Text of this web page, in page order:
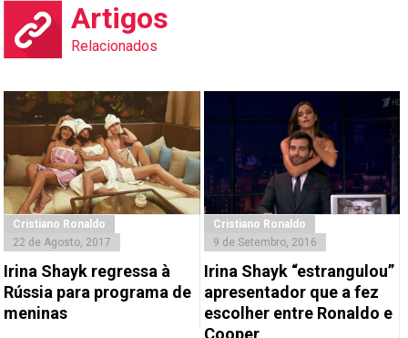
Artigos
Relacionados
Cristiano Ronaldo
22 de Agosto, 2017
Irina Shayk regressa à
Rússia para programa de
meninas
Cristiano Ronaldo
9 de Setembro, 2016
Irina Shayk “estrangulou”
apresentador que a fez
escolher entre Ronaldo e
Cooper